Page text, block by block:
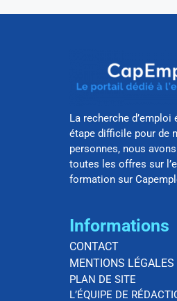
La recherche d’emploi
étape difficile pour de
personnes, nous
toutes les offres sur
formation sur
Informations
CONTACT
MENTIONS LÉGALES
PLAN DE SITE
L’ÉQUIPE DE